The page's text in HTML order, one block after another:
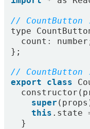
type
count : number
};
export
class
constructor (
super ( props
this . state
}